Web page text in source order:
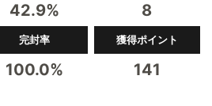
42.9% 8
完封率
100.0%
獲得ポイント
141